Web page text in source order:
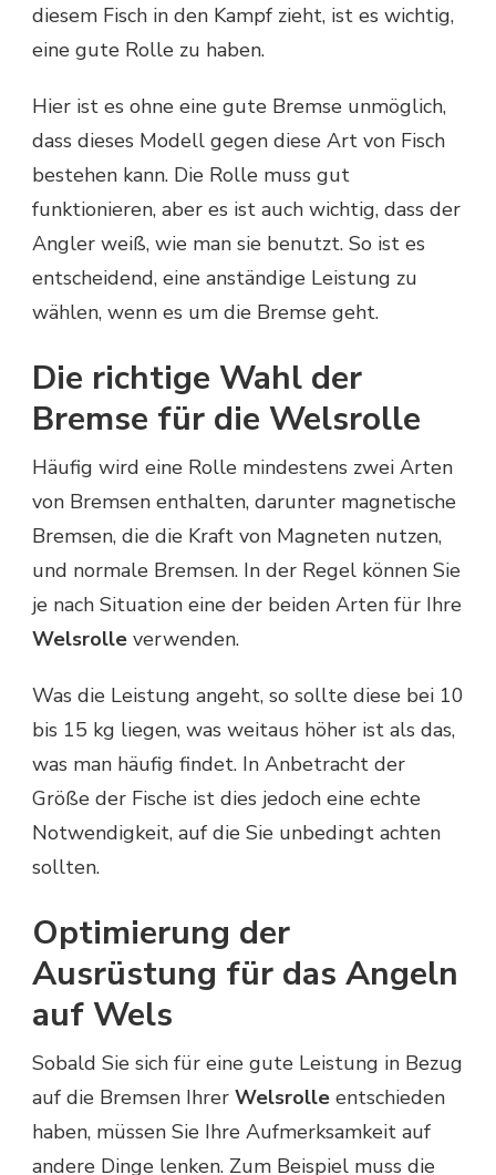
diesem Fisch in den Kampf zieht, ist es wichtig,
eine gute Rolle zu haben.
Hier ist es ohne eine gute Bremse unmöglich,
dass dieses Modell gegen diese Art von Fisch
bestehen kann. Die Rolle muss gut
funktionieren, aber es ist auch wichtig, dass der
Angler weiß, wie man sie benutzt. So ist es
entscheidend, eine anständige Leistung zu
wählen, wenn es um die Bremse geht.
Die richtige Wahl der
Bremse für die Welsrolle
Häufig wird eine Rolle mindestens zwei Arten
von Bremsen enthalten, darunter magnetische
Bremsen, die die Kraft von Magneten nutzen,
und normale Bremsen. In der Regel können Sie
je nach Situation eine der beiden Arten für Ihre
Welsrolle verwenden.
Was die Leistung angeht, so sollte diese bei 10
bis 15 kg liegen, was weitaus höher ist als das,
was man häufig findet. In Anbetracht der
Größe der Fische ist dies jedoch eine echte
Notwendigkeit, auf die Sie unbedingt achten
sollten.
Optimierung der
Ausrüstung für das Angeln
auf Wels
Sobald Sie sich für eine gute Leistung in Bezug
auf die Bremsen Ihrer Welsrolle entschieden
haben, müssen Sie Ihre Aufmerksamkeit auf
andere Dinge lenken. Zum Beispiel muss die